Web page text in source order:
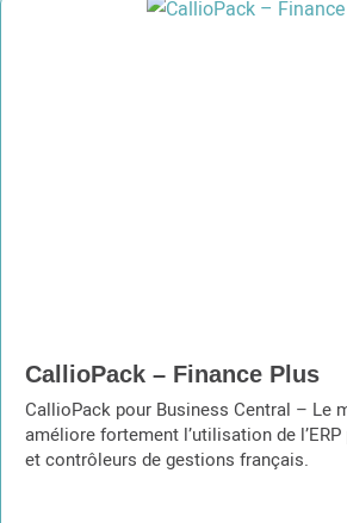
CallioPack – Finance Plus
CallioPack pour Business Central – Le
améliore fortement l’utilisation de
et contrôleurs de gestions français.